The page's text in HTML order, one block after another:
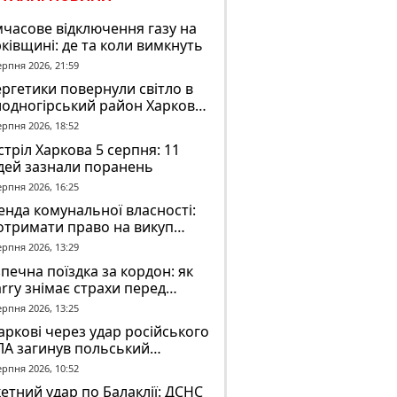
відключення газу на
де та коли вимкнуть
2026, 21:59
повернули світло в
район Харкова
ворожого обстрілу
2026, 18:52
Харкова 5 серпня: 11
зазнали поранень
2026, 16:25
комунальної власності:
право на викуп
2026, 13:29
поїздка за кордон: як
знімає страхи перед
дорогою
2026, 13:25
через удар російського
загинув польський
Марек Русек-
2026, 10:52
удар по Балаклії: ДСНС